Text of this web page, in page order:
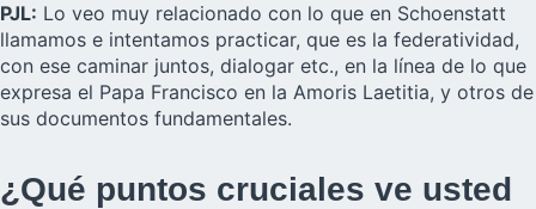
PJL: Lo veo muy relacionado con lo que en Schoenstatt
llamamos e intentamos practicar, que es la federatividad,
con ese caminar juntos, dialogar etc., en la línea de lo que
expresa el Papa Francisco en la Amoris Laetitia, y otros de
sus documentos fundamentales.
¿Qué puntos cruciales ve usted